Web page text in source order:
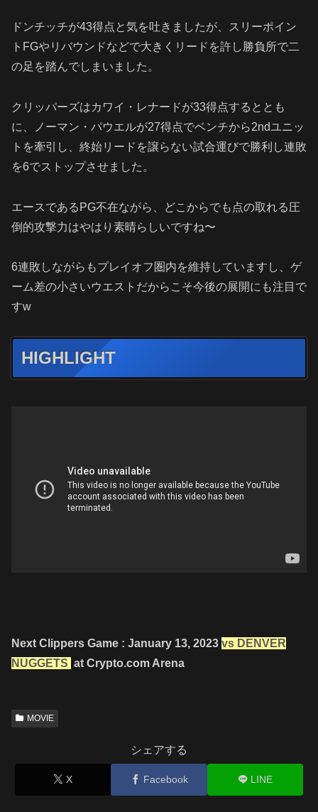
ドンチッチが43得点と気を吐きましたが、スリーポイン
トFGやリバウンドなどで大きくリードを許し勝負所で二
の足を踏んでしまいました。
クリッパーズはカワイ・レナードが33得点するととも
に、ノーマン・パウエルが27得点でベンチから2ndユニッ
トを牽引し、終始リードを譲らない試合運びで勝利し連敗
を6でストップさせました。
エースであるPG不在ながら、どこからでも点の取れる圧
倒的攻撃力はやはり素晴らしいですね〜
6連敗しながらもプレイオフ圏内を維持していますし、ゲ
ーム差の小さいウエストだからこそ今後の展開にも注目で
すw
HIGHLIGHT
Next Clippers Game : January 13, 2023 vs DENVER
NUGGETS at Crypto.com Arena
MOVIE
シェアする
X Facebook LINE